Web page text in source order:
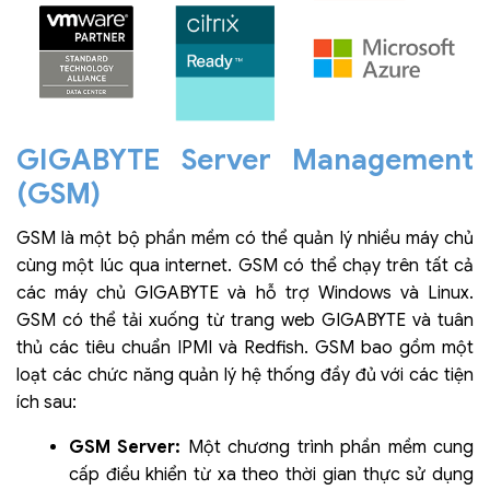
GIGABYTE Server Management
(GSM)
GSM là một bộ phần mềm có thể quản lý nhiều máy chủ
cùng một lúc qua internet. GSM có thể chạy trên tất cả
các máy chủ GIGABYTE và hỗ trợ Windows và Linux.
GSM có thể tải xuống từ trang web GIGABYTE và tuân
thủ các tiêu chuẩn IPMI và Redfish. GSM bao gồm một
loạt các chức năng quản lý hệ thống đầy đủ với các tiện
ích sau:
GSM Server: Một chương trình phần mềm cung
cấp điều khiển từ xa theo thời gian thực sử dụng